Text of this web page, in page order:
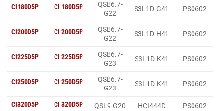
CI180D5P CI 180D5P
QSB6.7-
G22
S3L1D-G41 PS0602
CI200D5P CI 200D5P
QSB6.7-
G22
S3L1D-H41 PS0602
CI225D5P CI 225D5P
QSB6.7-
G23
S3L1D-K41 PS0602
CI250D5P CI 250D5P
QSB6.7-
G23
S3L1D-K41 PS0602
CI320D5P CI 320D5P QSL9-G20 HCI444D PS0602